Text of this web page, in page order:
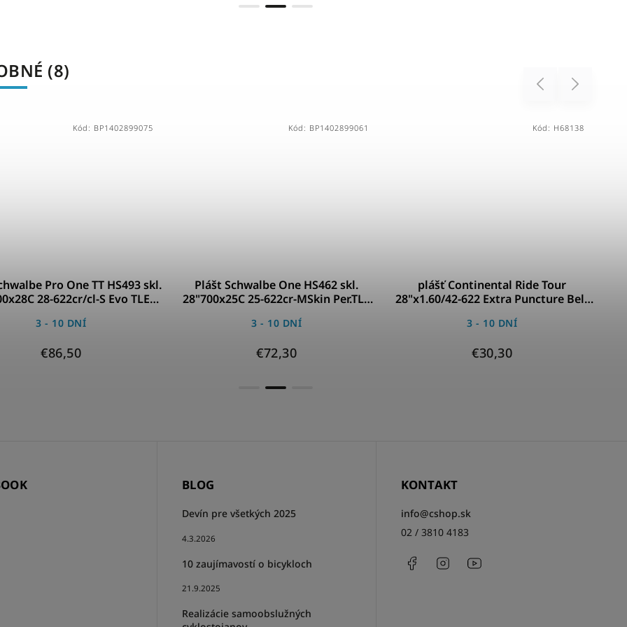
(8)
Previous
Pro One TT HS493 skl.
28-622cr/cl-S Evo TLE
3 - 10 DNÍ
€86,50
Kód: BP1402899075
Plášt Schwalbe One HS462 skl.
28"700x25C 25-622cr-MSkin Per.TLE
3 - 10 DNÍ
€72,30
Kód: BP1402899061
plášť Continental Ride Tour
28"x1.60/42-622 Extra Puncture Belt
3 - 10 DNÍ
€30,30
Kód: H68138
Next
BLOG
Devín pre všetkých 2025
4.3.2026
10 zaujímavostí o bicykloch
21.9.2025
Realizácie samoobslužných
KONTAKT
info@cshop.sk
02 / 3810 4183
FacebookInstagram